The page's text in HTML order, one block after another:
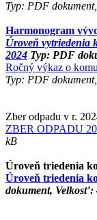
Typ: PDF
Harmonogram
Úroveň vytriedenia
2024 Typ: PDF
Ročný výkaz o
Typ: PDF
Zber odpadu v r.
ZBER ODPADU
kB
Úroveň triedenia
Úroveň triedenia
dokument, Velkosť: